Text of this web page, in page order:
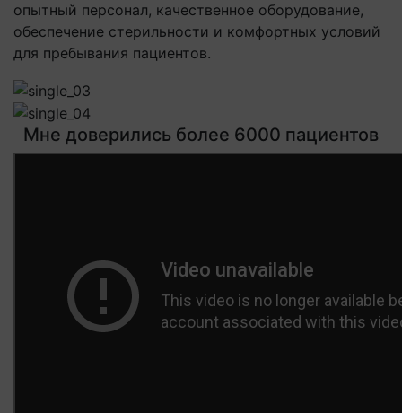
опытный персонал, качественное оборудование,
обеспечение стерильности и комфортных условий
для пребывания пациентов.
Мне доверились более 6000 пациентов